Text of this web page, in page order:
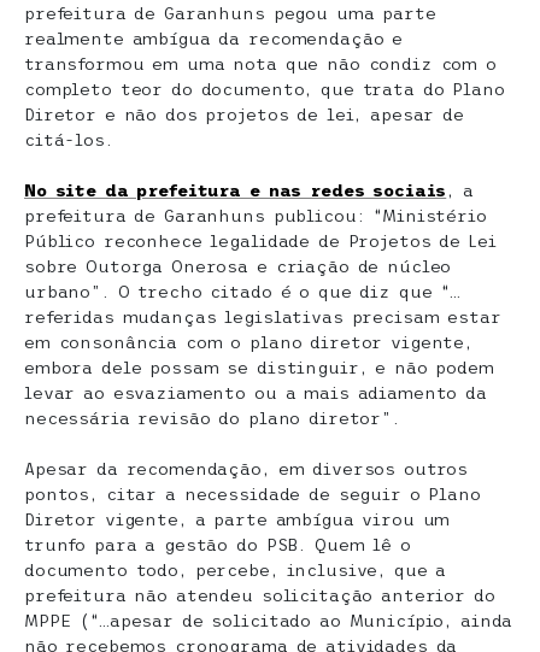
prefeitura de Garanhuns pegou uma parte
realmente ambígua da recomendação e
transformou em uma nota que não condiz com o
completo teor do documento, que trata do Plano
Diretor e não dos projetos de lei, apesar de
citá-los.
No site da prefeitura e nas redes sociais , a
prefeitura de Garanhuns publicou: “Ministério
Público reconhece legalidade de Projetos de Lei
sobre Outorga Onerosa e criação de núcleo
urbano”. O trecho citado é o que diz que “…
referidas mudanças legislativas precisam estar
em consonância com o plano diretor vigente,
embora dele possam se distinguir, e não podem
levar ao esvaziamento ou a mais adiamento da
necessária revisão do plano diretor”.
Apesar da recomendação, em diversos outros
pontos, citar a necessidade de seguir o Plano
Diretor vigente, a parte ambígua virou um
trunfo para a gestão do PSB. Quem lê o
documento todo, percebe, inclusive, que a
prefeitura não atendeu solicitação anterior do
MPPE (“…apesar de solicitado ao Município, ainda
não recebemos cronograma de atividades da